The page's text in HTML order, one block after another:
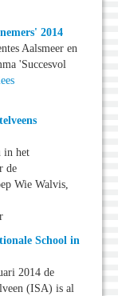
2014
Aalsmeer en
'Succesvol
in het
de
Wie Walvis,
School in
2014 de
(ISA) is al